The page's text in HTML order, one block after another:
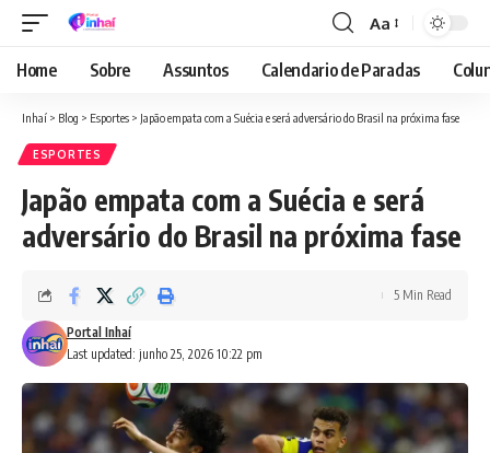
Font
Resizer
Aa
Home Sobre Assuntos Calendario de Paradas
Inhaí > Blog > Esportes > Japão empata com a Suécia e será adversário do Brasil na próxima fase
ESPORTES
Japão empata com a Suécia e será
adversário do Brasil na próxima fase
Last updated: junho 25, 2026 10:22 pm
Portal Inhaí
5 Min Read